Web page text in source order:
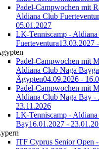
Padel-Campwochen mit
Aldiana Club
05.01.2027
LK-Tenniscamp -
Fuerteventura13.03.2027
Padel-Campwochen mit
Aldiana Club Naga
Ägypten04.09.2026 -
Padel-Campwochen mit
Aldiana Club Naga Bay -
23.11.2026
LK-Tenniscamp -
Bay16.01.2027 -
ITF Cyprus Senior Open